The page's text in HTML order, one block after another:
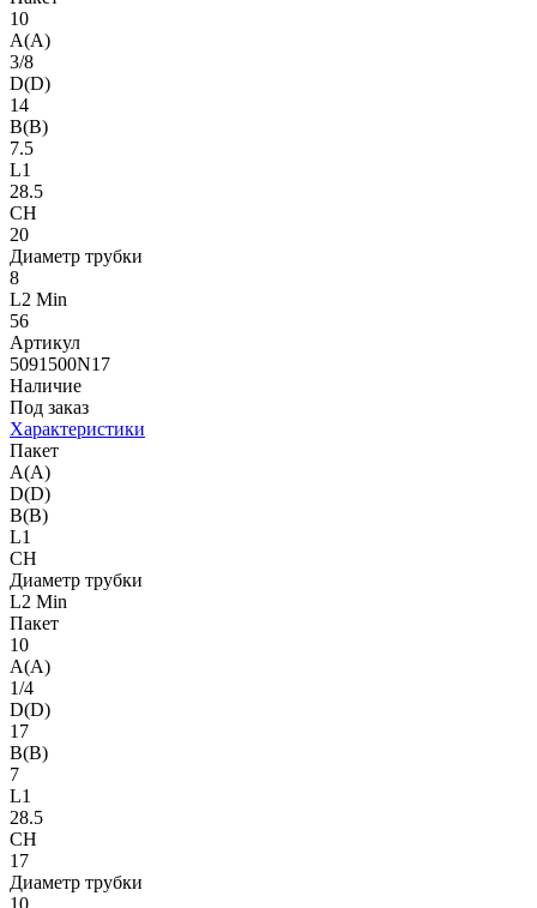
10
A(A)
3/8
D(D)
14
B(B)
7.5
L1
28.5
CH
20
Диаметр трубки
8
L2 Min
56
Артикул
5091500N17
Наличие
Под заказ
Характеристики
Пакет
A(A)
D(D)
B(B)
L1
CH
Диаметр трубки
L2 Min
Пакет
10
A(A)
1/4
D(D)
17
B(B)
7
L1
28.5
CH
17
Диаметр трубки
10